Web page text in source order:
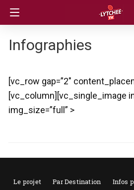
Infographies
[vc_row gap=”2″
[vc_column][vc_single_image
img_size=”full” >
Le projet Par Destination Infos